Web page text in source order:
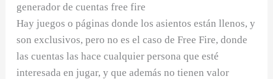
generador de cuentas free fire
Hay juegos o páginas donde los asientos están llenos, y
son exclusivos, pero no es el caso de Free Fire, donde
las cuentas las hace cualquier persona que esté
interesada en jugar, y que además no tienen valor